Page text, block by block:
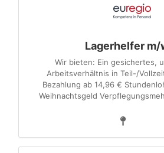
Lagerhelfer m/
Wir bieten: Ein gesichertes,
Arbeitsverhältnis in Teil-/
Bezahlung ab 14,96 €
Weihnachtsgeld